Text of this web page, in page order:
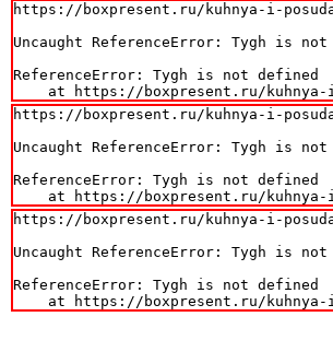
https://boxpresent.ru/kuhnya-i-
Uncaught ReferenceError: Tygh is not
ReferenceError: Tygh is not defined
at https://boxpresent.ru/
https://boxpresent.ru/kuhnya-i-
Uncaught ReferenceError: Tygh is not
ReferenceError: Tygh is not defined
at https://boxpresent.ru/
https://boxpresent.ru/kuhnya-i-
Uncaught ReferenceError: Tygh is not
ReferenceError: Tygh is not defined
at https://boxpresent.ru/